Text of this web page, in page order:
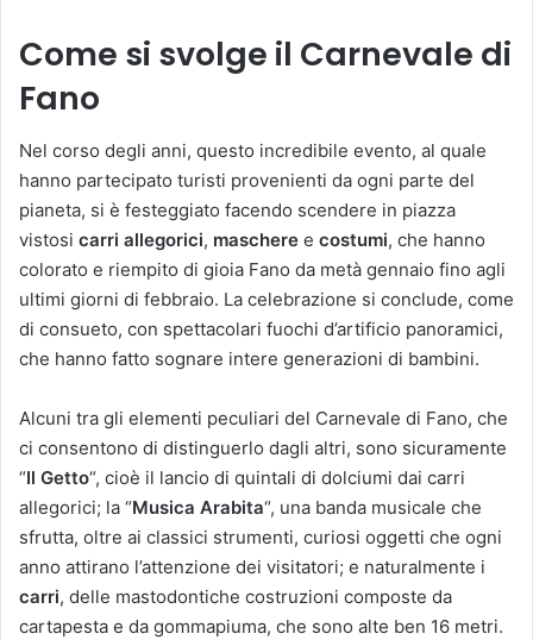
Come si svolge il Carnevale di
Fano
Nel corso degli anni, questo incredibile evento, al quale
hanno partecipato turisti provenienti da ogni parte del
pianeta, si è festeggiato facendo scendere in piazza
vistosi carri allegorici, maschere e costumi, che hanno
colorato e riempito di gioia Fano da metà gennaio fino agli
ultimi giorni di febbraio. La celebrazione si conclude, come
di consueto, con spettacolari fuochi d’artificio panoramici,
che hanno fatto sognare intere generazioni di bambini.
Alcuni tra gli elementi peculiari del Carnevale di Fano, che
ci consentono di distinguerlo dagli altri, sono sicuramente
“Il Getto“, cioè il lancio di quintali di dolciumi dai carri
allegorici; la “Musica Arabita“, una banda musicale che
sfrutta, oltre ai classici strumenti, curiosi oggetti che ogni
anno attirano l’attenzione dei visitatori; e naturalmente i
carri, delle mastodontiche costruzioni composte da
cartapesta e da gommapiuma, che sono alte ben 16 metri.